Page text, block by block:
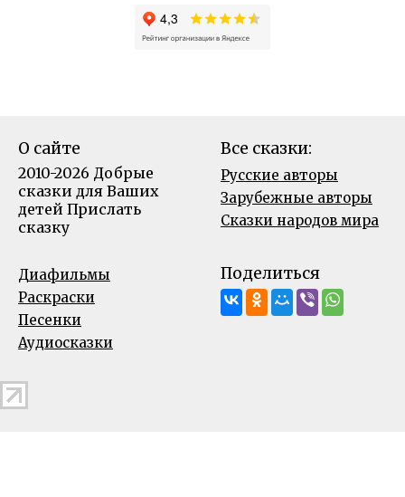
О сайте
2010-2026 Добрые
сказки для Ваших
детей Прислать
сказку
Все сказки:
Русские авторы
Зарубежные авторы
Сказки народов мира
Диафильмы
Раскраски
Песенки
Аудиосказки
Поделиться